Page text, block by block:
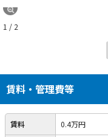
1 / 2
賃料・管理費等
賃料 0.4万円